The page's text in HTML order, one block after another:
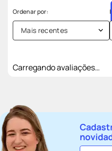
Mais recentes
Carregando avaliações…